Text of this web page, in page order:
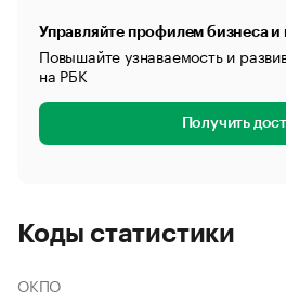
Управляйте профилем бизнеса и
Повышайте узнаваемость и
на РБК
Получить
Коды статистики
ОКПО